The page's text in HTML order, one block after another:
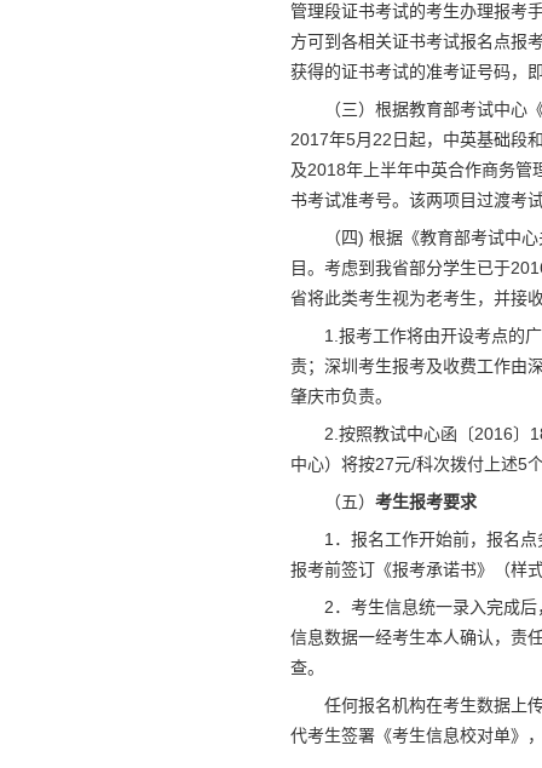
管理段证书考试的考生办理报考
方可到各相关证书考试报名点报
获得的证书考试的准考证号码，
（三）根据教育部考试中
2017年5月22日起，中英基础段
及2018年上半年中英合作商务管
书考试准考号。该两项目过渡考
（四) 根据《教育部考试中
目。考虑到我省部分学生已于
省将此类考生视为老考生，并接
1.报考工作将由开设考点的
责；深圳考生报考及收费工作由
肇庆市负责。
2.按照教试中心函〔2016〕
中心）将按27元/科次拨付上述5
（五）考生报考要求
1．报名工作开始前，报名
报考前签订《报考承诺书》（样
2．考生信息统一录入完成
信息数据一经考生本人确认，责
查。
任何报名机构在考生数据上
代考生签署《考生信息校对单》